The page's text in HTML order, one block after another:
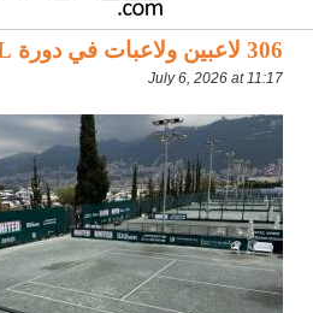
306 لاعبين ولاعبات في دورة ATCL للتنس
July 6, 2026 at 11:17